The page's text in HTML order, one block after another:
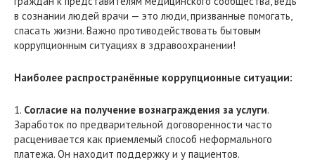
в сознании людей врачи — это люди, призванные помогать,
спасать жизни. Важно противодействовать бытовым
коррупционным ситуациях в здравоохранении!
Наиболее распространённые коррупционные ситуации:
1. Согласие на получение вознаграждения за услуги.
Заработок по предварительной договоренности часто
расценивается как приемлемый способ неформального
платежа. Он находит поддержку и у пациентов.